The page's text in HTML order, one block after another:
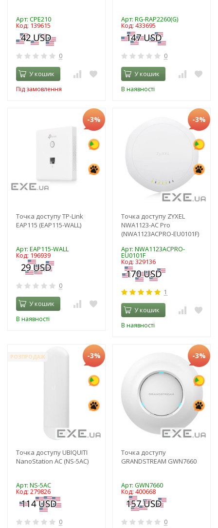
Арт: CPE210
Код: 139615
0
У кошик
Під замовлення
Арт: RG-RAP2260(G)
Код: 433695
0
У кошик
В наявності
-3%
Точка доступу TP-Link
EAP115 (EAP115-WALL)
Арт: EAP115-WALL
Код: 196939
0
У кошик
В наявності
-3%
Точка доступу ZYXEL
NWA1123-AC Pro
(NWA1123ACPRO-EU0101F)
Арт: NWA1123ACPRO-
EU0101F
Код: 329136
1
У кошик
В наявності
РОЗПРОДАЖ -3%
Точка доступу UBIQUITI
NanoStation AC (NS-5AC)
Арт: NS-5AC
Код: 279826
0
-3%
Точка доступу
GRANDSTREAM GWN7660
Арт: GWN7660
Код: 400668
0